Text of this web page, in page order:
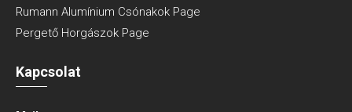
Rumann Alumínium Csónakok Page
Pergető Horgászok Page
Kapcsolat